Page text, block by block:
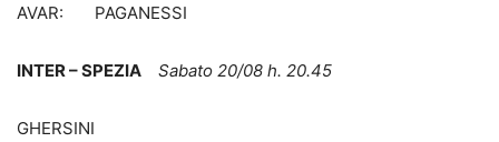
AVAR: PAGANESSI
INTER – SPEZIA Sabato 20/08 h. 20.45
GHERSINI